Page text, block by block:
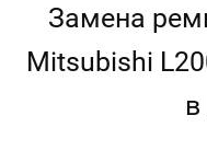
Замена
Mitsubishi